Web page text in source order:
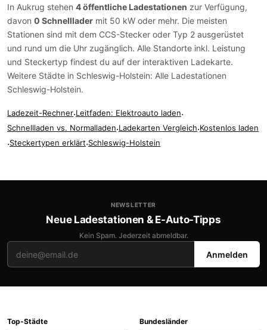
In Aukrug stehen 4 öffentliche Ladestationen zur Verfügung,
davon 0 Schnelllader mit 50 kW oder mehr. Die meisten
Stationen sind mit dem CCS-Stecker oder Typ 2 ausgerüstet
und rund um die Uhr zugänglich. Alle Standorte inkl. Leistung
und Steckertyp findest du auf der interaktiven Ladekarte.
Weitere Städte in Schleswig-Holstein: Alle Ladestationen
Schleswig-Holstein.
Ladezeit-Rechner·Leitfaden: Elektroauto laden·
Schnellladen vs. Normalladen·Ladekarten Vergleich·Kostenlos laden
·Steckertypen erklärt·Schleswig-Holstein
NEWSLETTER
Neue Ladestationen & E-Auto-Tipps
Kein Spam. Jederzeit abmeldbar.
Anmelden
Top-Städte Bundesländer